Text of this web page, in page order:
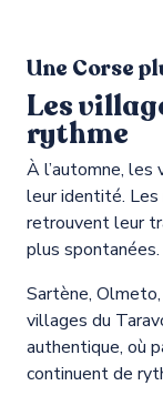
Une Corse
Les
rythme
À l’automne,
leur identité.
retrouvent leur
plus spontanées.
Sartène,
villages du
authentique, où
continuent de